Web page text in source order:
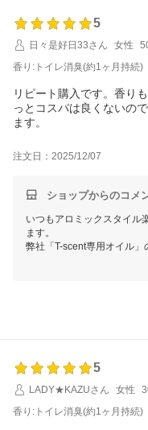
消臭ブレンドですが、スー
存じます。しかしながら、
えている「中和消臭」で、
ればと存じます。
弊社の商品は全て天然精油
で、合成香料のケミカルな
と存じます。
またのご利用お待ちしてお
5
日々是好日33さん
女性
香り:トイレ消臭(約1ヶ月持続)
リピート購入です。香り
っとコスパは良くないの
ます。
注文日：2025/12/07
ショップからのコメ
いつもアロミックスタイル
ます。
弊社「T-scent専用オイル」
お客様の快適な毎日のお
5
LADY★KAZUさん
女性
香り:トイレ消臭(約1ヶ月持続)